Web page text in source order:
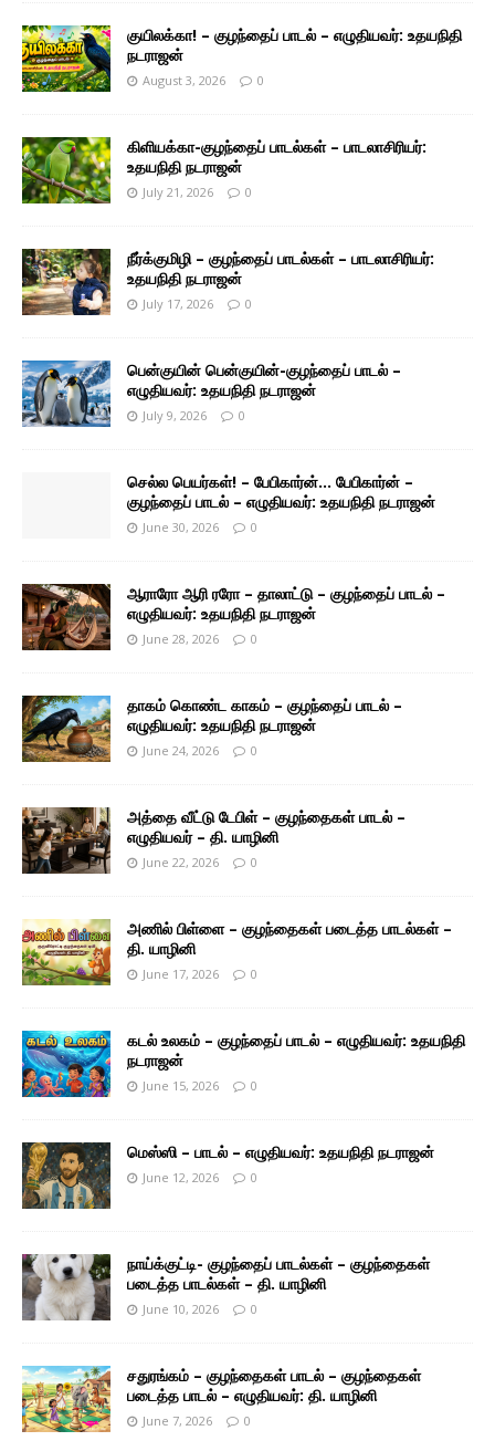
குயிலக்கா! – குழந்தைப் பாடல் – எழுதியவர்: உதயநிதி
நடராஜன்
August 3, 2026 0
கிளியக்கா-குழந்தைப் பாடல்கள் – பாடலாசிரியர்:
உதயநிதி நடராஜன்
July 21, 2026 0
நீர்க்குமிழி – குழந்தைப் பாடல்கள் – பாடலாசிரியர்:
உதயநிதி நடராஜன்
July 17, 2026 0
பென்குயின் பென்குயின்-குழந்தைப் பாடல் –
எழுதியவர்: உதயநிதி நடராஜன்
July 9, 2026 0
செல்ல பெயர்கள்! – பேபிகார்ன்… பேபிகார்ன் –
குழந்தைப் பாடல் – எழுதியவர்: உதயநிதி நடராஜன்
June 30, 2026 0
ஆராரோ ஆரி ரரோ – தாலாட்டு – குழந்தைப் பாடல் –
எழுதியவர்: உதயநிதி நடராஜன்
June 28, 2026 0
தாகம் கொண்ட காகம் – குழந்தைப் பாடல் –
எழுதியவர்: உதயநிதி நடராஜன்
June 24, 2026 0
அத்தை வீட்டு டேபிள் – குழந்தைகள் பாடல் –
எழுதியவர் – தி. யாழினி
June 22, 2026 0
அணில் பிள்ளை – குழந்தைகள் படைத்த பாடல்கள் –
தி. யாழினி
June 17, 2026 0
கடல் உலகம் – குழந்தைப் பாடல் – எழுதியவர்: உதயநிதி
நடராஜன்
June 15, 2026 0
மெஸ்ஸி – பாடல் – எழுதியவர்: உதயநிதி நடராஜன்
June 12, 2026 0
நாய்க்குட்டி- குழந்தைப் பாடல்கள் – குழந்தைகள்
படைத்த பாடல்கள் – தி. யாழினி
June 10, 2026 0
சதுரங்கம் – குழந்தைகள் பாடல் – குழந்தைகள்
படைத்த பாடல் – எழுதியவர்: தி. யாழினி
June 7, 2026 0